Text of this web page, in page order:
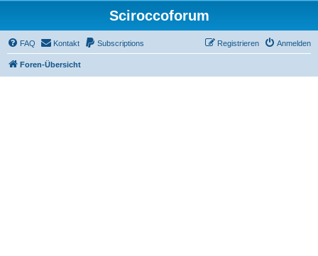
Sciroccoforum
FAQ Kontakt Subscriptions Anmelden
Registrieren
Foren-Übersicht